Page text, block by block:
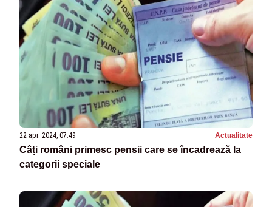
22 apr. 2024, 07:49 Actualitate
Câți români primesc pensii care se încadrează la
categorii speciale